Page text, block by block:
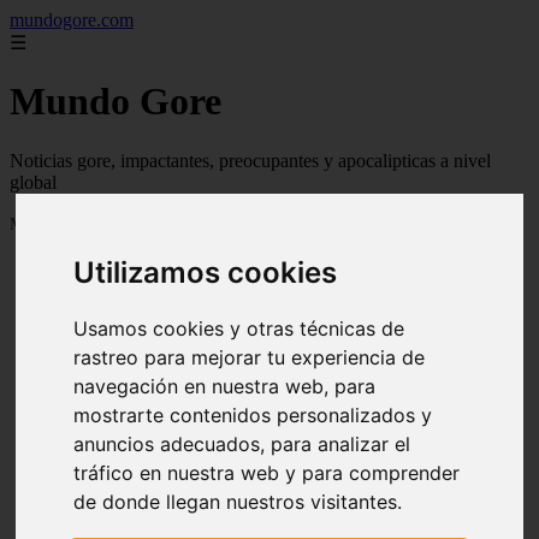
Utilizamos cookies
Usamos cookies y otras técnicas de
rastreo para mejorar tu experiencia de
navegación en nuestra web, para
mostrarte contenidos personalizados y
anuncios adecuados, para analizar el
tráfico en nuestra web y para comprender
de donde llegan nuestros visitantes.
mundogore.com
☰
Mundo Gore
Noticias gore, impactantes, preocupantes y apocalipticas a nivel
global
Mostrando 1 - 24 de 237 artículos